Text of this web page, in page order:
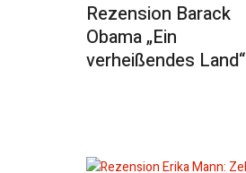
Rezension Barack
Obama „Ein
verheißendes Land“